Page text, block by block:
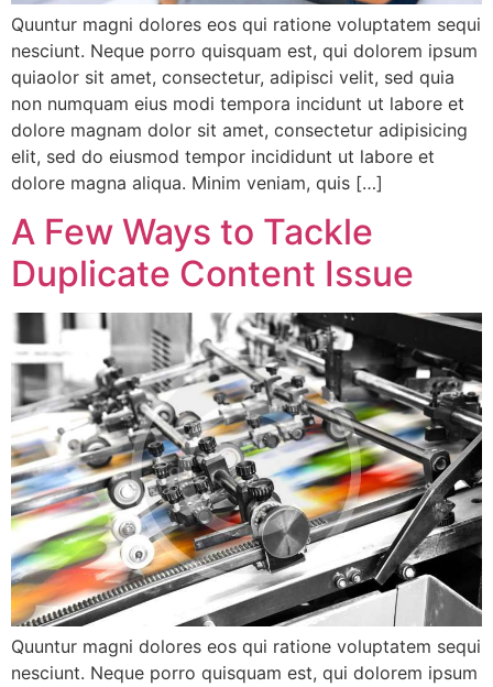
Quuntur magni dolores eos qui ratione voluptatem sequi
nesciunt. Neque porro quisquam est, qui dolorem ipsum
quiaolor sit amet, consectetur, adipisci velit, sed quia
non numquam eius modi tempora incidunt ut labore et
dolore magnam dolor sit amet, consectetur adipisicing
elit, sed do eiusmod tempor incididunt ut labore et
dolore magna aliqua. Minim veniam, quis […]
A Few Ways to Tackle
Duplicate Content Issue
Quuntur magni dolores eos qui ratione voluptatem sequi
nesciunt. Neque porro quisquam est, qui dolorem ipsum